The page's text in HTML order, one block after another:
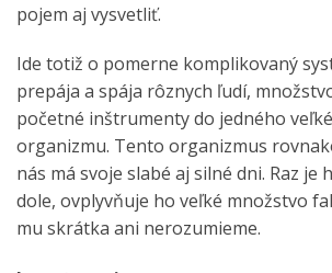
pojem aj vysvetliť.
Ide totiž o pomerne komplikovaný
prepája a spája rôznych ľudí,
početné inštrumenty do jedného
organizmu. Tento organizmus
nás má svoje slabé aj silné dni. Raz je
dole, ovplyvňuje ho veľké množstvo
mu skrátka ani nerozumieme.